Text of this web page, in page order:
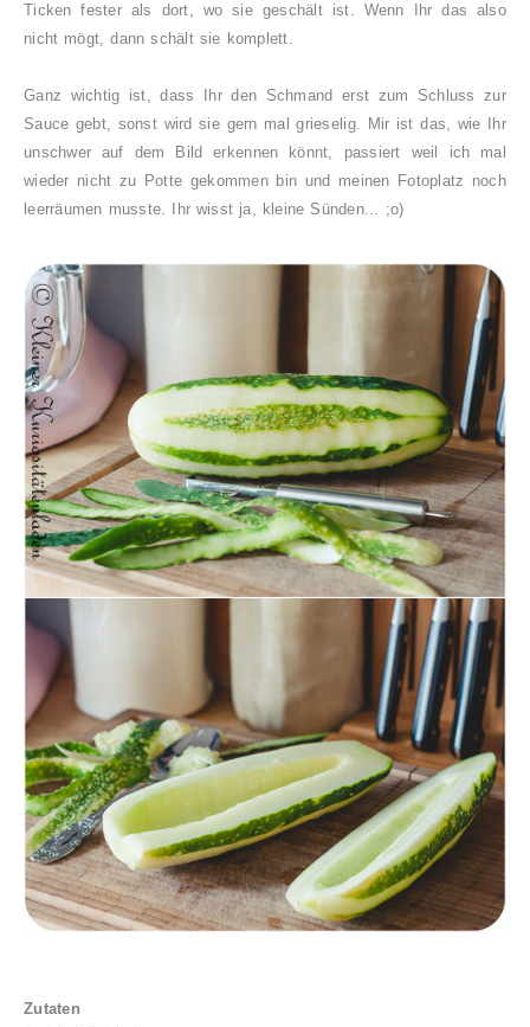
Ticken fester als dort, wo sie geschält ist. Wenn Ihr das also
nicht mögt, dann schält sie komplett.
Ganz wichtig ist, dass Ihr den Schmand erst zum Schluss zur
Sauce gebt, sonst wird sie gern mal grieselig. Mir ist das, wie Ihr
unschwer auf dem Bild erkennen könnt, passiert weil ich mal
wieder nicht zu Potte gekommen bin und meinen Fotoplatz noch
leerräumen musste. Ihr wisst ja, kleine Sünden... ;o)
Zutaten